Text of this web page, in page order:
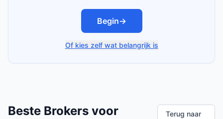
Begin→
Of kies zelf wat belangrijk is
Beste Brokers voor
Terug naar